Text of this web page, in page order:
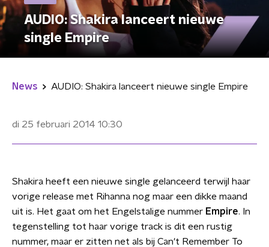
AUDIO: Shakira lanceert nieuwe
single Empire
News AUDIO: Shakira lanceert nieuwe single Empire
di 25 februari 2014 10:30
Shakira heeft een nieuwe single gelanceerd terwijl haar
vorige release met Rihanna nog maar een dikke maand
uit is. Het gaat om het Engelstalige nummer Empire. In
tegenstelling tot haar vorige track is dit een rustig
nummer, maar er zitten net als bij Can't Remember To